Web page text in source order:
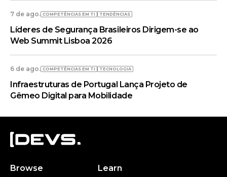
7 de ago. COMPETÊNCIAS EM TI TENDÊNCIAS
Líderes de Segurança Brasileiros Dirigem-se ao
Web Summit Lisboa 2026
6 de ago. COMPETÊNCIAS EM TI TECNOLOGIA
Infraestruturas de Portugal Lança Projeto de
Gêmeo Digital para Mobilidade
Browse Learn